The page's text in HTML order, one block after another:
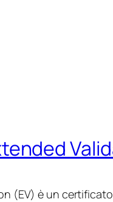
(EV) è un